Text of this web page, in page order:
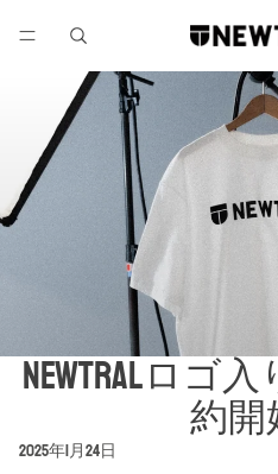
NEWTRALロゴ
約開
2025年1月24日